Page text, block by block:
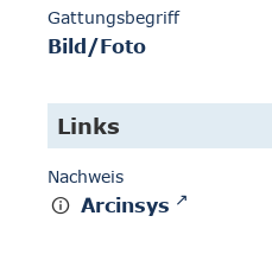
Gattungsbegriff
Bild/Foto
Links
Nachweis
Arcinsys